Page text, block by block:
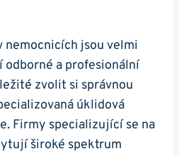
nemocnicích jsou velmi
odborné a profesionální
zvolit si správnou
úklidová
Firmy specializující se na
široké spektrum